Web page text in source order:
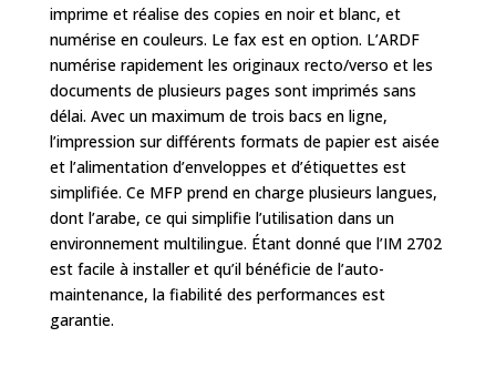
imprime et réalise des copies en noir et blanc, et
numérise en couleurs. Le fax est en option. L’ARDF
numérise rapidement les originaux recto/verso et les
documents de plusieurs pages sont imprimés sans
délai. Avec un maximum de trois bacs en ligne,
l’impression sur différents formats de papier est aisée
et l’alimentation d’enveloppes et d’étiquettes est
simplifiée. Ce MFP prend en charge plusieurs langues,
dont l’arabe, ce qui simplifie l’utilisation dans un
environnement multilingue. Étant donné que l’IM 2702
est facile à installer et qu’il bénéficie de l’auto-
maintenance, la fiabilité des performances est
garantie.